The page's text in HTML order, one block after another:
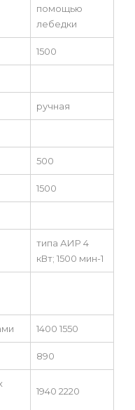
помощью
лебедки
1500
ручная
500
1500
типа АИР 4
кВт; 1500 мин-1
1400 1550
890
1940 2220